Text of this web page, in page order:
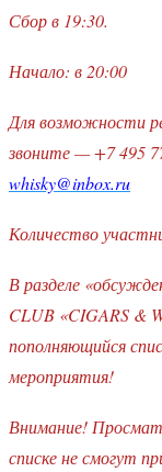
Сбор в 19:30.
Начало: в 20:00
Для возможности
звоните — +7 495
whisky@inbox.ru
Количество
В разделе
CLUB «CIGARS &
пополняющийся
мероприятия!
Внимание!
списке не смогут